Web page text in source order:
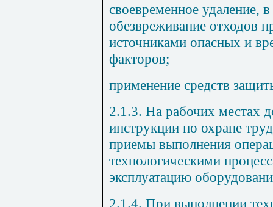
своевременное удаление,
обезвреживание отходов
источниками опасных и
факторов;
применение средств
2.1.3. На рабочих местах
инструкции по охране
приемы выполнения
технологическими
эксплуатацию
2.1.4. При выполнении